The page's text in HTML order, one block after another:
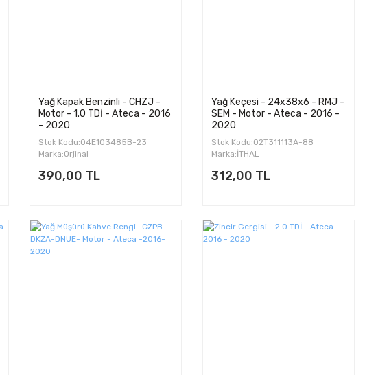
Yağ Kapak Benzinli - CHZJ -
Motor - 1.0 TDİ - Ateca - 2016
- 2020
Stok Kodu:04E103485B-23
Marka:Orjinal
390,00 TL
Yağ Keçesi - 24x38x6 - RMJ -
SEM - Motor - Ateca - 2016 -
2020
Stok Kodu:02T311113A-88
Marka:İTHAL
312,00 TL